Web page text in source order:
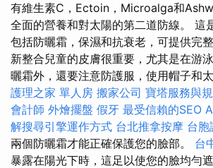
有維生素C，Ectoin，Microalga和
全面的營養和對太陽的第二道防線。 這
包括防曬霜，保濕和抗衰老，可提供完
新整合兒童的皮膚很重要，尤其是在游
曬霜外，還要注意防護服，使用帽子和
護理之家 單人房 搬家公司 寶塔服務與
會計師 外燴擺盤 假牙 最受信賴的SEO
解搜尋引擎運作方式 台北推拿按摩 台胞
兩個防曬霜才能正確保護您的臉部。 台
暴露在陽光下時，這足以使您的臉均勻